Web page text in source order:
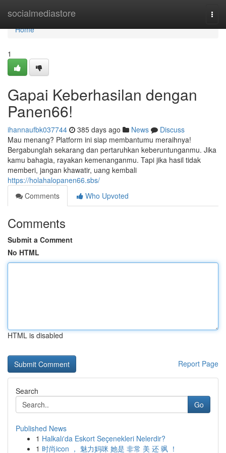
socialmediastore
Home
Home
1
Gapai Keberhasilan dengan
Panen66!
ihannaufbk037744 385 days ago News
Discuss
Mau menang? Platform ini siap membantumu meraihnya!
Bergabunglah sekarang dan pertaruhkan keberuntunganmu. Jika
kamu bahagia, rayakan kemenanganmu. Tapi jika hasil tidak
memberi, jangan khawatir, uang kembali
https://holahalopanen66.sbs/
Comments
Who Upvoted
Comments
Submit a Comment
No HTML
HTML is disabled
Report Page
Search
Go
Published News
1 Halkalı'da Eskort Seçenekleri Nelerdir?
1 时尚icon ， 魅力妈咪 她是 非常 美 还 飒 ！